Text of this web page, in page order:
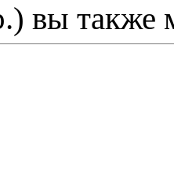
вы также